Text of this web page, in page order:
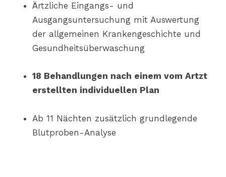
Ärtzliche Eingangs- und
Ausgangsuntersuchung mit Auswertung
der allgemeinen Krankengeschichte und
Gesundheitsüberwaschung
18 Behandlungen nach einem vom Artzt
erstellten individuellen Plan
Ab 11 Nächten zusätzlich grundlegende
Blutproben-Analyse